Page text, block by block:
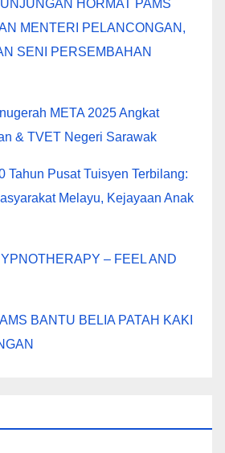
HORMAT PAMS
MENTERI PELANCONGAN,
SENI PERSEMBAHAN
META 2025 Angkat
& TVET Negeri Sarawak
Tahun Pusat Tuisyen Terbilang:
Melayu, Kejayaan Anak
– FEEL AND
BANTU BELIA PATAH KAKI